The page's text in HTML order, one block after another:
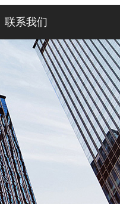
联系我们